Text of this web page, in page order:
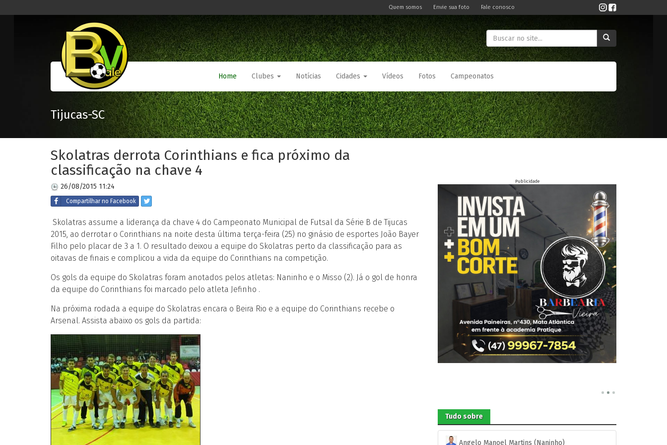
Quem somos Envie sua foto Fale conosco
Home Clubes Notícias Cidades Vídeos Fotos Campeonatos
Tijucas-SC
Skolatras derrota Corinthians e fica próximo da
classificação na chave 4
26/08/2015 11:24
Compartilharno Facebook
Skolatras assume a liderança da chave 4 do Campeonato Municipal de Futsal da Série B de Tijucas
2015, ao derrotar o Corinthians na noite desta última terça-feira (25) no ginásio de esportes João Bayer
Filho pelo placar de 3 a 1. O resultado deixou a equipe do Skolatras perto da classificação para as
oitavas de finais e complicou a vida da equipe do Corinthians na competição.
Os gols da equipe do Skolatras foram anotados pelos atletas: Naninho e o Misso (2). Já o gol de honra
da equipe do Corinthians foi marcado pelo atleta Jefinho .
Na próxima rodada a equipe do Skolatras encara o Beira Rio e a equipe do Corinthians recebe o
Arsenal. Assista abaixo os gols da partida:
Publicidade
Tudo sobre
Angelo Manoel Martins (Naninho)